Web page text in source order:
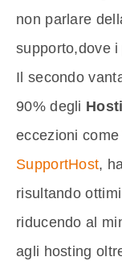
non parlare
supporto,dove
Il secondo
90% degli
eccezioni come
SupportHost,
risultando
riducendo al
agli hosting